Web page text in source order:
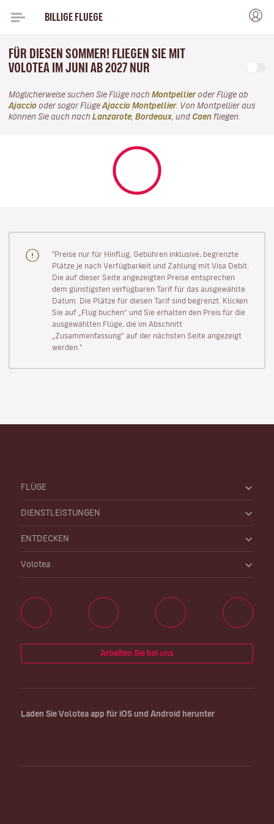
BILLIGE FLUEGE
FÜR DIESEN SOMMER! FLIEGEN SIE MIT
VOLOTEA IM JUNI AB 2027 NUR
Möglicherweise suchen Sie Flüge nach Montpellieroder Flüge ab
Ajaccio oder sogar Flüge Ajaccio Montpellier. Von Montpellier aus
können Sie auch nach Lanzarote Bordeaux , und Caen fliegen.
"Preise nur für Hinflug, Gebühren inklusive, begrenzte
Plätze je nach Verfügbarkeit und Zahlung mit Visa Debit.
Die auf dieser Seite angezeigten Preise entsprechen
dem günstigsten verfügbaren Tarif für das ausgewählte
Datum. Die Plätze für diesen Tarif sind begrenzt. Klicken
Sie auf „Flug buchen“ und Sie erhalten den Preis für die
ausgewählten Flüge, die im Abschnitt
„Zusammenfassung“ auf der nächsten Seite angezeigt
werden."
FLÜGE
DIENSTLEISTUNGEN
ENTDECKEN
Volotea
Arbeiten Sie bei uns
Laden Sie Volotea app für iOS und Android herunter